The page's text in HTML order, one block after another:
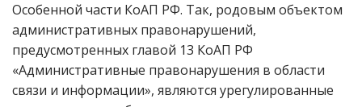
Особенной части КоАП РФ. Так, родовым объектом
административных правонарушений,
предусмотренных главой 13 КоАП РФ
«Административные правонарушения в области
связи и информации», являются урегулированные